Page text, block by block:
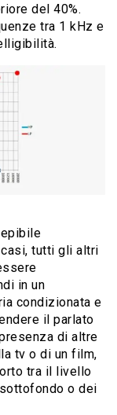
del 40%.
tra 1 kHz e
tutti gli altri
in un
condizionata e
il parlato
di altre
tv o di un film,
tra il livello
o dei